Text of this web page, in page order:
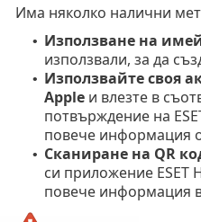
Има няколко налични
• Използване на
използвали, за да
• Използвайте своя
Appleи влезте в
потвърждение на
повече информация
• Сканиране на QR
си приложение ESET
повече информация